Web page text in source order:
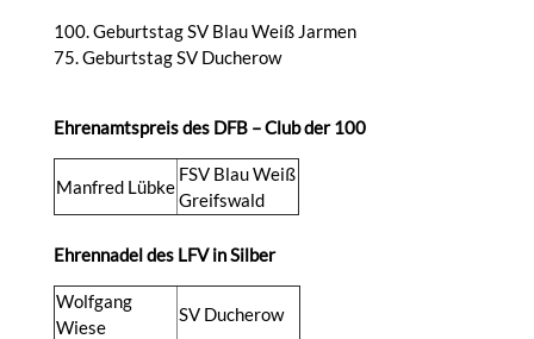
100. Geburtstag SV Blau Weiß Jarmen
75. Geburtstag SV Ducherow
Ehrenamtspreis des DFB – Club der 100
Manfred Lübke
FSV Blau Weiß
Greifswald
Ehrennadel des LFV in Silber
Wolfgang
Wiese
SV Ducherow